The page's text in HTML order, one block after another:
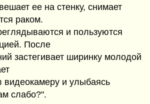
ее на стенку, снимает
раком.
и пользуются
После
застегивает ширинку молодой
видеокамеру и улыбаясь
слабо?".